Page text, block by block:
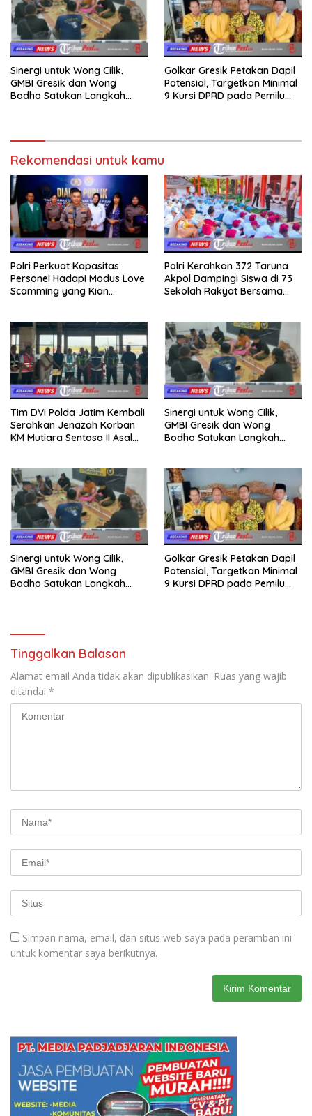
Sinergi untuk Wong Cilik,
GMBI Gresik dan Wong
Bodho Satukan Langkah
Golkar Gresik Petakan Dapil
Potensial, Targetkan Minimal
9 Kursi DPRD pada Pemilu
Rekomendasi untuk kamu
Polri Perkuat Kapasitas
Personel Hadapi Modus Love
Scamming yang Kian
Polri Kerahkan 372 Taruna
Akpol Dampingi Siswa di 73
Sekolah Rakyat Bersama
Tim DVI Polda Jatim Kembali
Serahkan Jenazah Korban
KM Mutiara Sentosa II Asal
Sinergi untuk Wong Cilik,
GMBI Gresik dan Wong
Bodho Satukan Langkah
Sinergi untuk Wong Cilik,
GMBI Gresik dan Wong
Bodho Satukan Langkah
Golkar Gresik Petakan Dapil
Potensial, Targetkan Minimal
9 Kursi DPRD pada Pemilu
Tinggalkan Balasan
Alamat email Anda tidak akan dipublikasikan. Ruas yang wajib
ditandai *
Simpan nama, email, dan situs web saya pada peramban ini
untuk komentar saya berikutnya.